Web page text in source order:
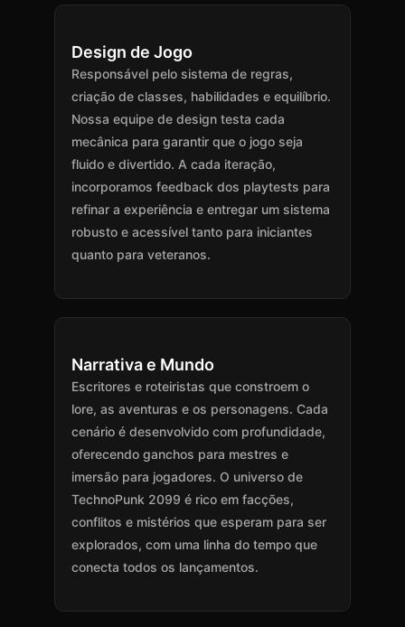
Design de Jogo
Responsável pelo sistema de regras,
criação de classes, habilidades e equilíbrio.
Nossa equipe de design testa cada
mecânica para garantir que o jogo seja
fluido e divertido. A cada iteração,
incorporamos feedback dos playtests para
refinar a experiência e entregar um sistema
robusto e acessível tanto para iniciantes
quanto para veteranos.
Narrativa e Mundo
Escritores e roteiristas que constroem o
lore, as aventuras e os personagens. Cada
cenário é desenvolvido com profundidade,
oferecendo ganchos para mestres e
imersão para jogadores. O universo de
TechnoPunk 2099 é rico em facções,
conflitos e mistérios que esperam para ser
explorados, com uma linha do tempo que
conecta todos os lançamentos.